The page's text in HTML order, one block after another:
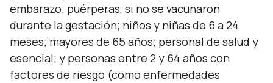
embarazo; puérperas, si no se vacunaron
durante la gestación; niños y niñas de 6 a 24
meses; mayores de 65 años; personal de salud y
esencial; y personas entre 2 y 64 años con
factores de riesgo (como enfermedades